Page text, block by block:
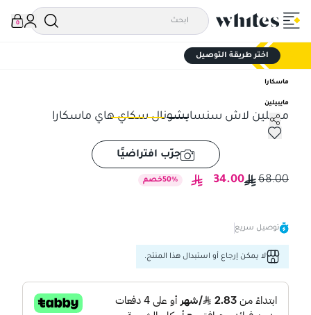
0
اختر طريقة التوصيل
ماسكارا
مايبيلين
ميبيلين لاش سنسايشونال سكاي هاي ماسكارا
ميبيلين لاش سنسايشونال سكاي هاي ماسكارا
جرّب افتراضيًا
68.00
34.00
50% خصم
توصيل سريع
لا يمكن إرجاع أو استبدال هذا المنتج.